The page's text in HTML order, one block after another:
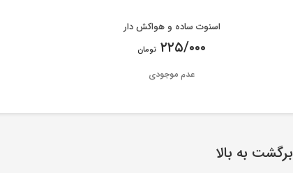
اسنوت ساده و هواکش دار
۲۲۵/۰۰۰ تومان
عدم موجودی
برگشت به بالا